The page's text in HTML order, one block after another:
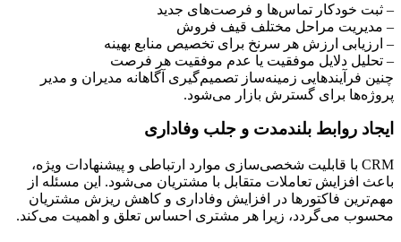
– ثبت خودکار تماس‌ها و فرصت‌های جدید
– مدیریت مراحل مختلف قیف فروش
– ارزیابی ارزش هر سرنخ برای تخصیص منابع بهینه
– تحلیل دلایل موفقیت یا عدم موفقیت هر فرصت
چنین فرآیندهایی زمینه‌ساز تصمیم‌گیری آگاهانه مدیران و مدیر
پروژه‌ها برای گسترش بازار می‌شود.
ایجاد روابط بلندمدت و جلب وفاداری
CRM با قابلیت شخصی‌سازی موارد ارتباطی و پیشنهادات ویژه،
باعث افزایش تعاملات متقابل با مشتریان می‌شود. این مسئله از
مهم‌ترین فاکتورها در افزایش وفاداری و کاهش ریزش مشتریان
محسوب می‌گردد، زیرا هر مشتری احساس تعلق و اهمیت می‌کند.